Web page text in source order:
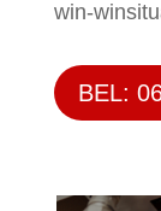
win-
BEL: